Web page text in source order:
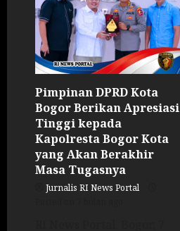
Pimpinan DPRD Kota
Bogor Berikan Apresiasi
Tinggi kepada
Kapolresta Bogor Kota
yang Akan Berakhir
Masa Tugasnya
Jurnalis RI News Portal